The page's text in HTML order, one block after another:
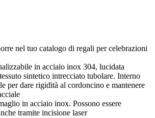
nel tuo catalogo di regali per celebrazioni
in acciaio inox 304, lucidata
sintetico intrecciato tubolare. Interno
per dare rigidità al cordoncino e mantenere
in acciaio inox. Possono essere
tramite incisione laser